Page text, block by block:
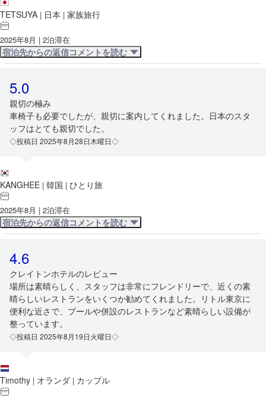
TETSUYA | 日本 | 家族旅行
2025年8月 | 2泊滞在
宿泊先からの返信コメントを読む
5.0
親切の極み
車椅子も必要でしたが、親切に案内してくれました。日本のスタ
ッフはとても親切でした。
◇投稿日 2025年8月28日木曜日◇
KANGHEE | 韓国 | ひとり旅
2025年8月 | 2泊滞在
宿泊先からの返信コメントを読む
4.6
クレイトンホテルのレビュー
場所は素晴らしく、スタッフは非常にフレンドリーで、近くの素
晴らしいレストランをいくつか勧めてくれました。リトル東京に
便利な近さで、プールや併設のレストランなど素晴らしい設備が
整っています。
◇投稿日 2025年8月19日火曜日◇
Timothy | オランダ | カップル